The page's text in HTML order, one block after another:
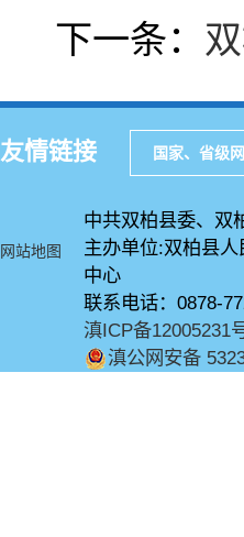
下一条：
友情链接 国家、省级
网站地图
中共双柏县委、双
主办单位:双柏县
中心
联系电话：0878-
滇ICP备12005231
滇公网安备